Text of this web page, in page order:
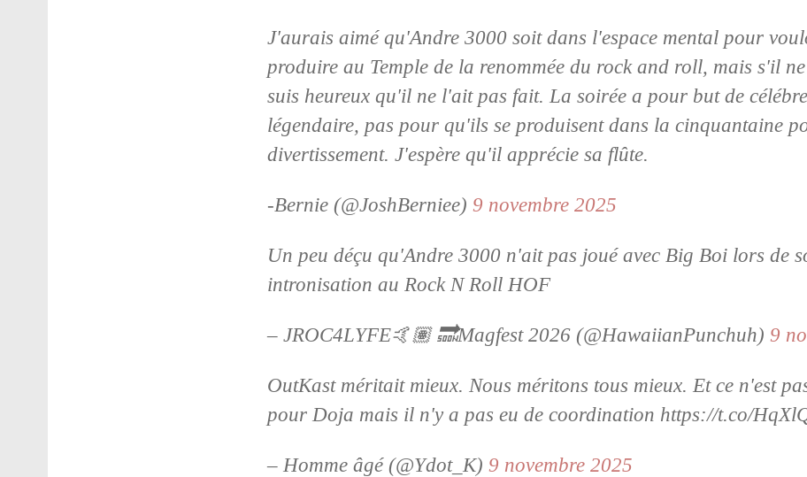
J'aurais aimé qu'Andre 3000 soit dans l'espace mental pour
produire au Temple de la renommée du rock and roll, mais s'il
suis heureux qu'il ne l'ait pas fait. La soirée a pour but de
légendaire, pas pour qu'ils se produisent dans la cinquantaine
divertissement. J'espère qu'il apprécie sa flûte.
-Bernie (@JoshBerniee) 9 novembre 2025
Un peu déçu qu'Andre 3000 n'ait pas joué avec Big Boi lors de
intronisation au Rock N Roll HOF
– JROC4LYFE🤙🏽 🔜Magfest 2026 (@HawaiianPunchuh) 9
OutKast méritait mieux. Nous méritons tous mieux. Et ce n'est
pour Doja mais il n'y a pas eu de coordination https://t.co/
– Homme âgé (@Ydot_K) 9 novembre 2025